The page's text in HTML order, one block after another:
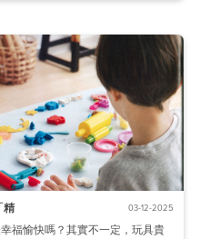
精 03-12-2025
福愉快嗎？其實不一定，玩具貴